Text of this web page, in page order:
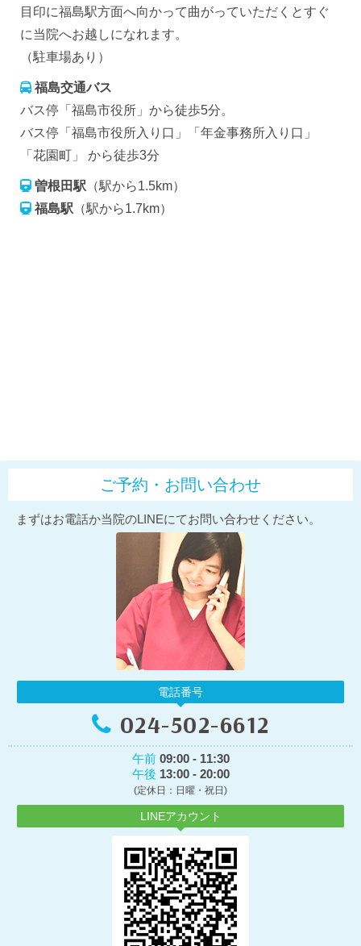
目印に福島駅方面へ向かって曲がっていただくとすぐ
に当院へお越しになれます。
（駐車場あり）
福島交通バス
バス停「福島市役所」から徒歩5分。
バス停「福島市役所入り口」「年金事務所入り口」
「花園町」 から徒歩3分
曽根田駅 （駅から1.5km）
福島駅 （駅から1.7km）
ご予約・お問い合わせ
まずはお電話か当院のLINEにてお問い合わせください。
電話番号
024-502-6612
午前 09:00 - 11:30
午後 13:00 - 20:00
(定休日：日曜・祝日)
LINEアカウント